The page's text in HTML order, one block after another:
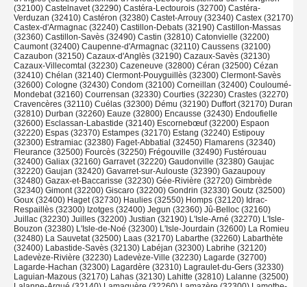
(32100) Castelnavet (32290) Castéra-Lectourois (32700) Castéra-
Verduzan (32410) Castéron (32380) Castet-Arrouy (32340) Castex (32170)
Castex-d'Armagnac (32240) Castillon-Debats (32190) Castillon-Massas
(32360) Castillon-Savès (32490) Castin (32810) Catonvielle (32200)
Caumont (32400) Caupenne-d'Armagnac (32110) Caussens (32100)
Cazaubon (32150) Cazaux-d'Anglès (32190) Cazaux-Savès (32130)
Cazaux-Villecomtal (32230) Cazeneuve (32800) Céran (32500) Cézan
(32410) Chélan (32140) Clermont-Pouyguillès (32300) Clermont-Savès
(32600) Cologne (32430) Condom (32100) Corneillan (32400) Couloumé-
Mondebat (32160) Courrensan (32330) Courties (32230) Crastes (32270)
Cravencères (32110) Cuélas (32300) Dému (32190) Duffort (32170) Duran
(32810) Durban (32260) Eauze (32800) Encausse (32430) Endoufielle
(32600) Esclassan-Labastide (32140) Escornebœuf (32200) Espaon
(32220) Espas (32370) Estampes (32170) Estang (32240) Estipouy
(32300) Estramiac (32380) Faget-Abbatial (32450) Flamarens (32340)
Fleurance (32500) Fourcès (32250) Frégouville (32490) Fustérouau
(32400) Galiax (32160) Garravet (32220) Gaudonville (32380) Gaujac
(32220) Gaujan (32420) Gavarret-sur-Aulouste (32390) Gazaupouy
(32480) Gazax-et-Baccarisse (32230) Gée-Rivière (32720) Gimbrède
(32340) Gimont (32200) Giscaro (32200) Gondrin (32330) Goutz (32500)
Goux (32400) Haget (32730) Haulies (32550) Homps (32120) Idrac-
Respaillès (32300) Izotges (32400) Jegun (32360) Jû-Belloc (32160)
Juillac (32230) Juilles (32200) Justian (32190) L'Isle-Arné (32270) L'Isle-
Bouzon (32380) L'Isle-de-Noé (32300) L'Isle-Jourdain (32600) La Romieu
(32480) La Sauvetat (32500) Laas (32170) Labarthe (32260) Labarthète
(32400) Labastide-Savès (32130) Labéjan (32300) Labrihe (32120)
Ladevèze-Rivière (32230) Ladevèze-Ville (32230) Lagarde (32700)
Lagarde-Hachan (32300) Lagardère (32310) Lagraulet-du-Gers (32330)
Laguian-Mazous (32170) Lahas (32130) Lahitte (32810) Lalanne (32500)